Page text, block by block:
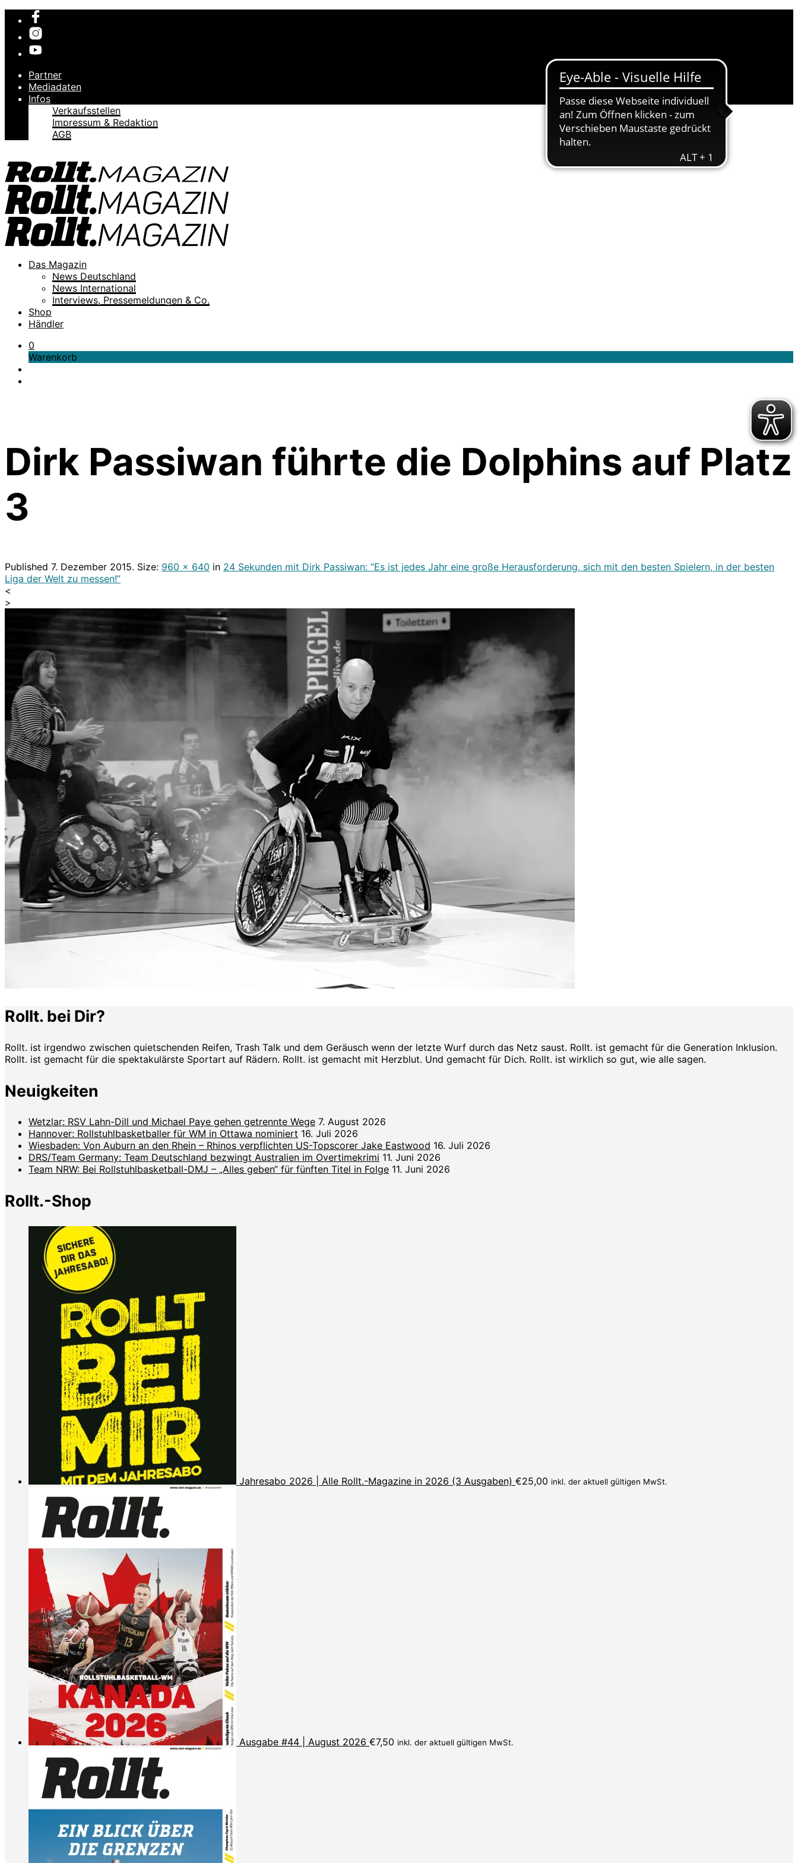
Partner
Mediadaten
Infos
Verkaufsstellen
Impressum & Redaktion
AGB
Das Magazin
News Deutschland
News International
Interviews, Pressemeldungen & Co.
Shop
Händler
0
Warenkorb
Dirk Passiwan führte die Dolphins auf Platz
3
Published 7. Dezember 2015. Size: 960 × 640 in 24 Sekunden mit Dirk Passiwan: “Es ist jedes Jahr eine große Herausforderung, sich mit den besten Spielern, in der besten
Liga der Welt zu messen!”
<
>
Rollt. bei Dir?
Rollt. ist irgendwo zwischen quietschenden Reifen, Trash Talk und dem Geräusch wenn der letzte Wurf durch das Netz saust. Rollt. ist gemacht für die Generation Inklusion.
Rollt. ist gemacht für die spektakulärste Sportart auf Rädern. Rollt. ist gemacht mit Herzblut. Und gemacht für Dich. Rollt. ist wirklich so gut, wie alle sagen.
Neuigkeiten
Wetzlar: RSV Lahn-Dill und Michael Paye gehen getrennte Wege 7. August 2026
Hannover: Rollstuhlbasketballer für WM in Ottawa nominiert 16. Juli 2026
Wiesbaden: Von Auburn an den Rhein – Rhinos verpflichten US-Topscorer Jake Eastwood 16. Juli 2026
DRS/Team Germany: Team Deutschland bezwingt Australien im Overtimekrimi 11. Juni 2026
Team NRW: Bei Rollstuhlbasketball-DMJ – „Alles geben“ für fünften Titel in Folge 11. Juni 2026
Rollt.-Shop
Jahresabo 2026 | Alle Rollt.-Magazine in 2026 (3 Ausgaben) €25,00 inkl. der aktuell gültigen MwSt.
Ausgabe #44 | August 2026 €7,50 inkl. der aktuell gültigen MwSt.